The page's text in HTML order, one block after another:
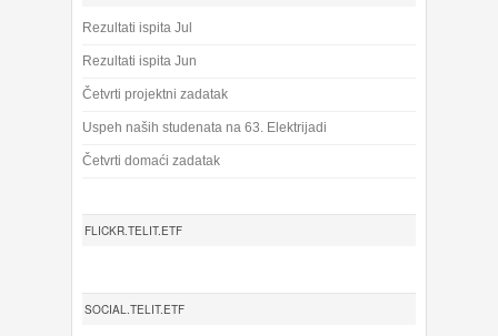
Rezultati ispita Jul
Rezultati ispita Jun
Četvrti projektni zadatak
Uspeh naših studenata na 63. Elektrijadi
Četvrti domaći zadatak
FLICKR.TELIT.ETF
SOCIAL.TELIT.ETF